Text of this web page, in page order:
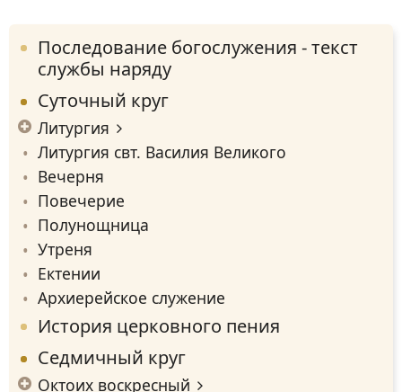
Последование богослужения - текст
службы наряду
Суточный круг
Литургия
Литургия свт. Василия Великого
Вечерня
Повечерие
Полунощница
Утреня
Ектении
Архиерейское служение
История церковного пения
Седмичный круг
Октоих воскресный